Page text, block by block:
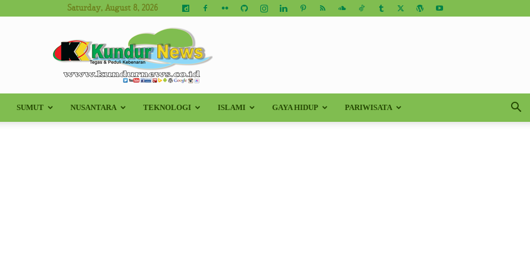
Saturday, August 8, 2026
Kundur
SUMUT NUSANTARA TEKNOLOGI ISLAMI GAYA HIDUP PARIWISATA